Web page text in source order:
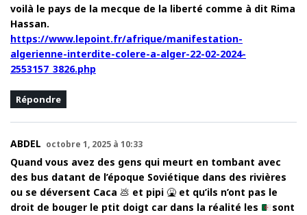
voilà le pays de la mecque de la liberté comme à dit Rima
Hassan.
https://www.lepoint.fr/afrique/manifestation-
algerienne-interdite-colere-a-alger-22-02-2024-
2553157_3826.php
Répondre
ABDEL octobre 1, 2025 à 10:33
Quand vous avez des gens qui meurt en tombant avec
des bus datant de l’époque Soviétique dans des rivières
ou se déversent Caca 💩 et pipi 🤮 et qu’ils n’ont pas le
droit de bouger le ptit doigt car dans la réalité les
sont